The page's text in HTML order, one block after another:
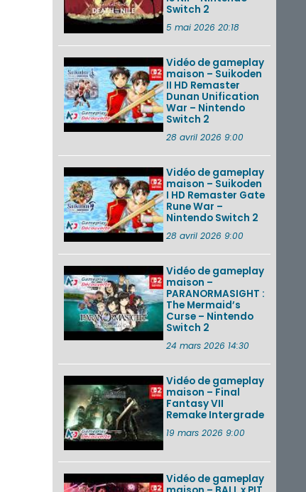
Switch 2
5 mai 2026 20:18
Vidéo de gameplay
maison – Suikoden
II HD Remaster
Dunan Unification
War – Nintendo
Switch 2
28 avril 2026 9:00
Vidéo de gameplay
maison – Suikoden
I HD Remaster Gate
Rune War –
Nintendo Switch 2
28 avril 2026 9:00
Vidéo de gameplay
maison –
PARANORMASIGHT :
The Mermaid’s
Curse – Nintendo
Switch 2
24 mars 2026 14:30
Vidéo de gameplay
maison – Final
Fantasy VII
Remake Intergrade
19 mars 2026 9:00
Vidéo de gameplay